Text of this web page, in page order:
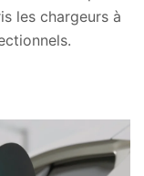
les chargeurs à